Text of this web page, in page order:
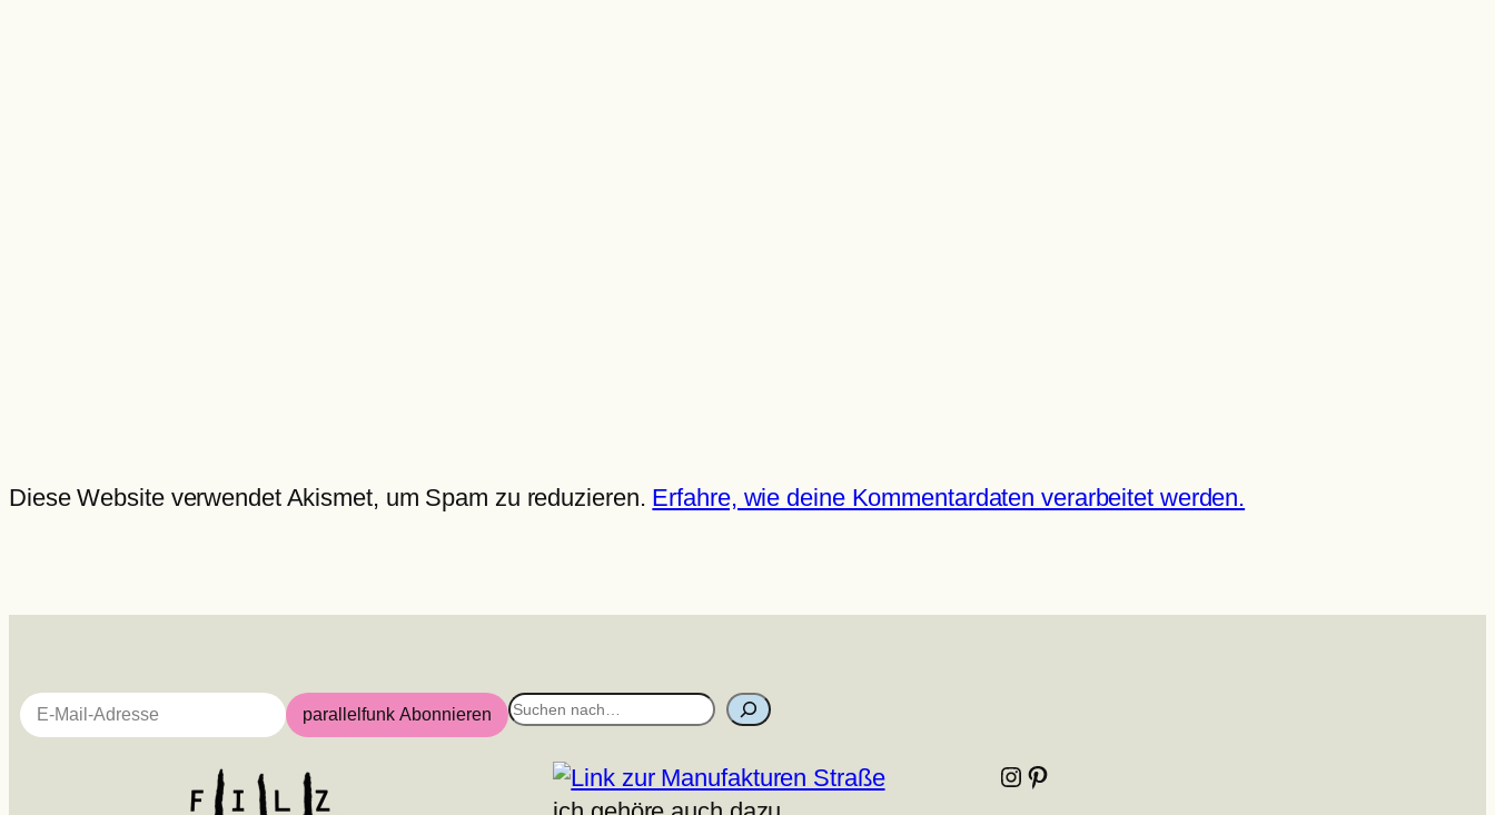
Diese Website verwendet Akismet, um Spam zu reduzieren. Erfahre, wie deine Kommentardaten verarbeitet werden.
E-Mail-Adresse
parallelfunk Abonnieren
S
Instagram Pinterest